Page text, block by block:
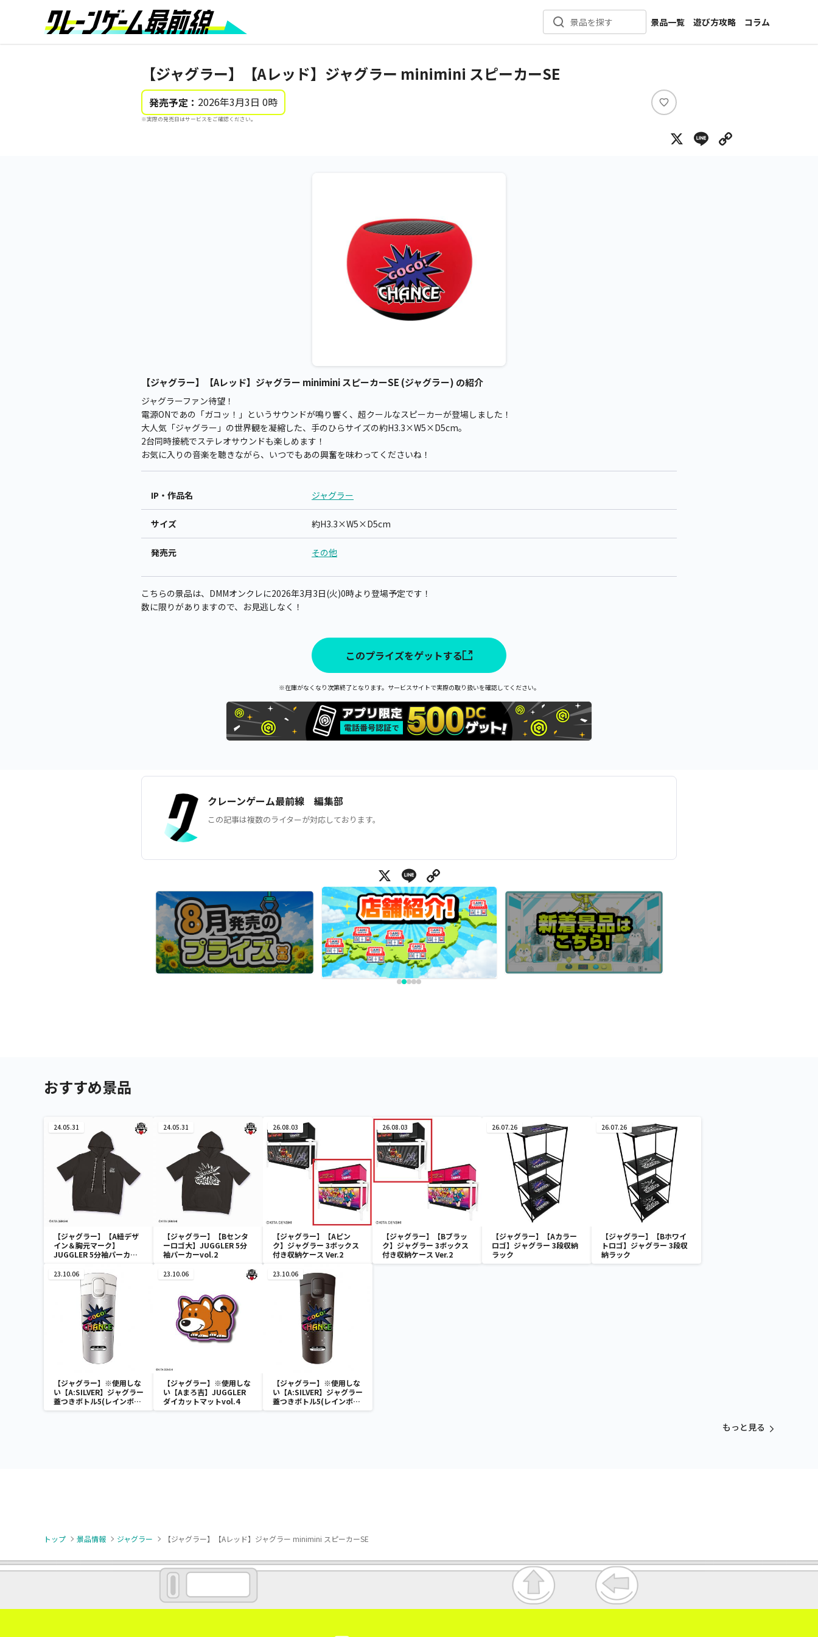
景品を探す
景品一覧
新着景品
メーカー一覧
遊び方攻略
コラム
インタビュー
【ジャグラー】【Aレッド】ジャグラー minimini スピーカーSE
発売予定： 2026年3月3日 0時
※実際の発売日はサービスをご確認ください。
い
ね
X Line
【ジャグラー】【Aレッド】ジャグラー minimini スピーカーSE (ジャグラー) の紹介
ジャグラーファン待望！
電源ONであの「ガコッ！」というサウンドが鳴り響く、超クールなスピーカーが登場しました！
大人気「ジャグラー」の世界観を凝縮した、手のひらサイズの約H3.3×W5×D5cm。
2台同時接続でステレオサウンドも楽しめます！
お気に入りの音楽を聴きながら、いつでもあの興奮を味わってくださいね！
IP・作品名 ジャグラー
サイズ 約H3.3×W5×D5cm
発売元 その他
こちらの景品は、DMMオンクレに2026年3月3日(火)0時より登場予定です！
数に限りがありますので、お見逃しなく！
このプライズをゲットする
※在庫がなくなり次第終了となります。サービスサイトで実際の取り扱いを確認してください。
クレーンゲーム最前線 編集部
この記事は複数のライターが対応しております。
X Line
おすすめ景品
24.05.31
【ジャグラー】【A紐デザ
イン＆胸元マーク】
JUGGLER 5分袖パーカー
24.05.31
【ジャグラー】【Bセンタ
ーロゴ大】JUGGLER 5分
袖パーカーvol.2
26.08.03
【ジャグラー】【Aピン
ク】ジャグラー 3ボックス
付き収納ケース Ver.2
26.08.03
【ジャグラー】【Bブラッ
ク】ジャグラー 3ボックス
付き収納ケース Ver.2
26.07.26
【ジャグラー】【Aカラー
ロゴ】ジャグラー 3段収納
ラック
26.07.26
【ジャグラー】【Bホワイ
トロゴ】ジャグラー 3段収
納ラック
23.10.06
【ジャグラー】※使用しな
い【A:SILVER】ジャグラー
蓋つきボトル5(レインボ
ー)
23.10.06
【ジャグラー】※使用しな
い【Aまろ吉】JUGGLER
ダイカットマットvol.4
23.10.06
【ジャグラー】※使用しな
い【A:SILVER】ジャグラー
蓋つきボトル5(レインボ
ー)
もっと見る
トップ 景品情報 ジャグラー 【ジャグラー】【Aレッド】ジャグラー minimini スピーカーSE